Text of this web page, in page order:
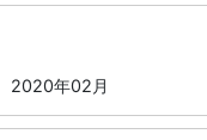
2020年02月